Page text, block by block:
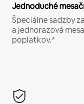
Jednoduché
Špeciálne sadzby
a jednorazová
poplatkov.*